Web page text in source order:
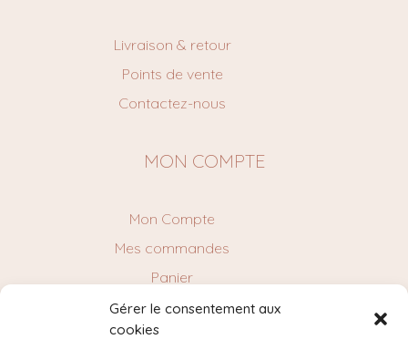
Gérer le consentement aux
cookies
Livraison & retour
Points de vente
Contactez-nous
MON COMPTE
Mon Compte
Mes commandes
Panier
NEWSLETTER